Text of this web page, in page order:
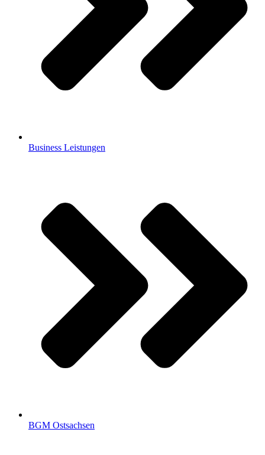
Business Leistungen
BGM Ostsachsen